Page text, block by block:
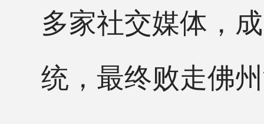
多家社交媒体，
统，最终败走佛